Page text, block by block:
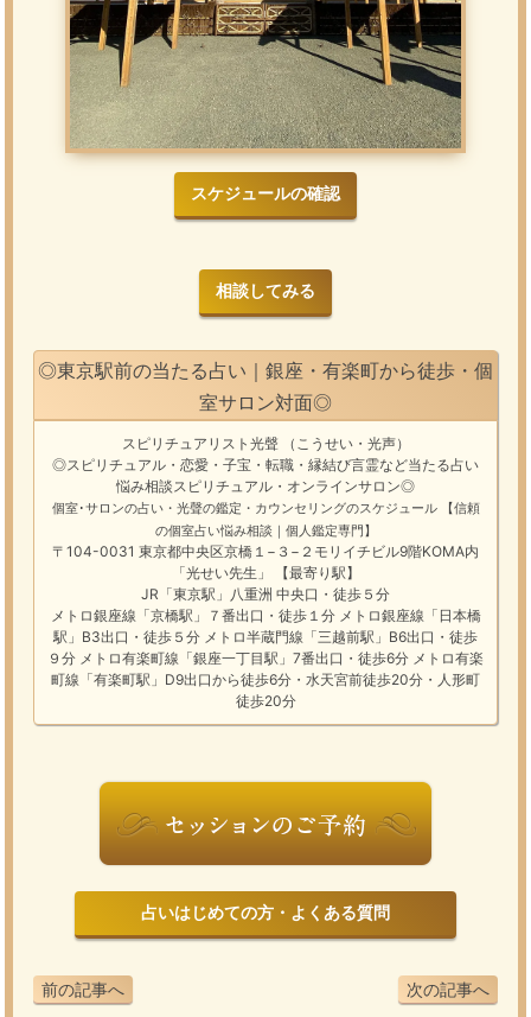
スケジュールの確認
相談してみる
◎東京駅前の当たる占い｜銀座・有楽町から徒歩・個
室サロン対面◎
スピリチュアリスト光聲（こうせい・光声）
◎スピリチュアル・恋愛・子宝・転職・縁結び言霊など当たる占い
悩み相談スピリチュアル・オンラインサロン◎
個室･サロンの占い・光聲の鑑定・カウンセリングのスケジュール
【信頼
の個室占い悩み相談｜個人鑑定専門】
〒104-0031 東京都中央区京橋１−３−２モリイチビル9階KOMA内
「光せい先生」 【最寄り駅】
JR「東京駅」八重洲 中央口・徒歩５分
メトロ銀座線「京橋駅」７番出口・徒歩１分 メトロ銀座線「日本橋
駅」B3出口・徒歩５分 メトロ半蔵門線「三越前駅」B6出口・徒歩
９分 メトロ有楽町線「銀座一丁目駅」7番出口・徒歩6分 メトロ有楽
町線「有楽町駅」D9出口から徒歩6分・水天宮前徒歩20分・人形町
徒歩20分
占いはじめての方・よくある質問
次の記事へ
前の記事へ